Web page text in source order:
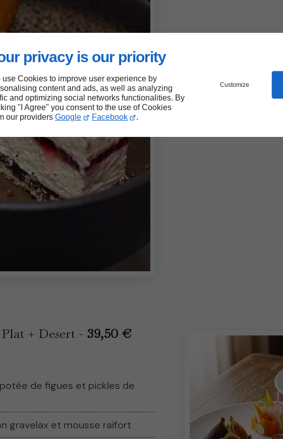
privacy is our priority
use Cookies to improve user experience by
content and ads, as well as analyzing
and optimizing social networks functionalities. By
"I Agree" you consent to the use of Cookies
our providers Google Facebook .
Customize
+ Desert - 39,50 €
de figues et pickles de
gravelax et mousse raifort